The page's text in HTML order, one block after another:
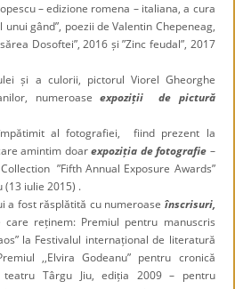
– edizione romena – italiana, a cura
gând”, poezii de Valentin Chepeneag,
Dosoftei”, 2016 și ”Zinc feudal”, 2017
și a culorii, pictorul Viorel Gheorghe
numeroaseexpoziții de pictură
al fotografiei, fiind prezent la
amintim doarexpoziția de fotografie –
”Fifth Annual Exposure Awards”
(13 iulie 2015) .
a fost răsplătită cu numeroase înscrisuri,
reținem: Premiul pentru manuscris
la Festivalul internațional de literatură
,,Elvira Godeanu” pentru cronică
Târgu Jiu, ediția 2009 – pentru